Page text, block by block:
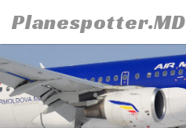
to
content
Planespotter.MD